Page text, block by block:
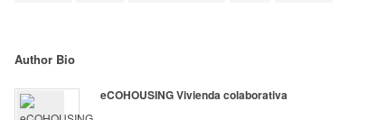
Author Bio
eCOHOUSING Vivienda colaborativa